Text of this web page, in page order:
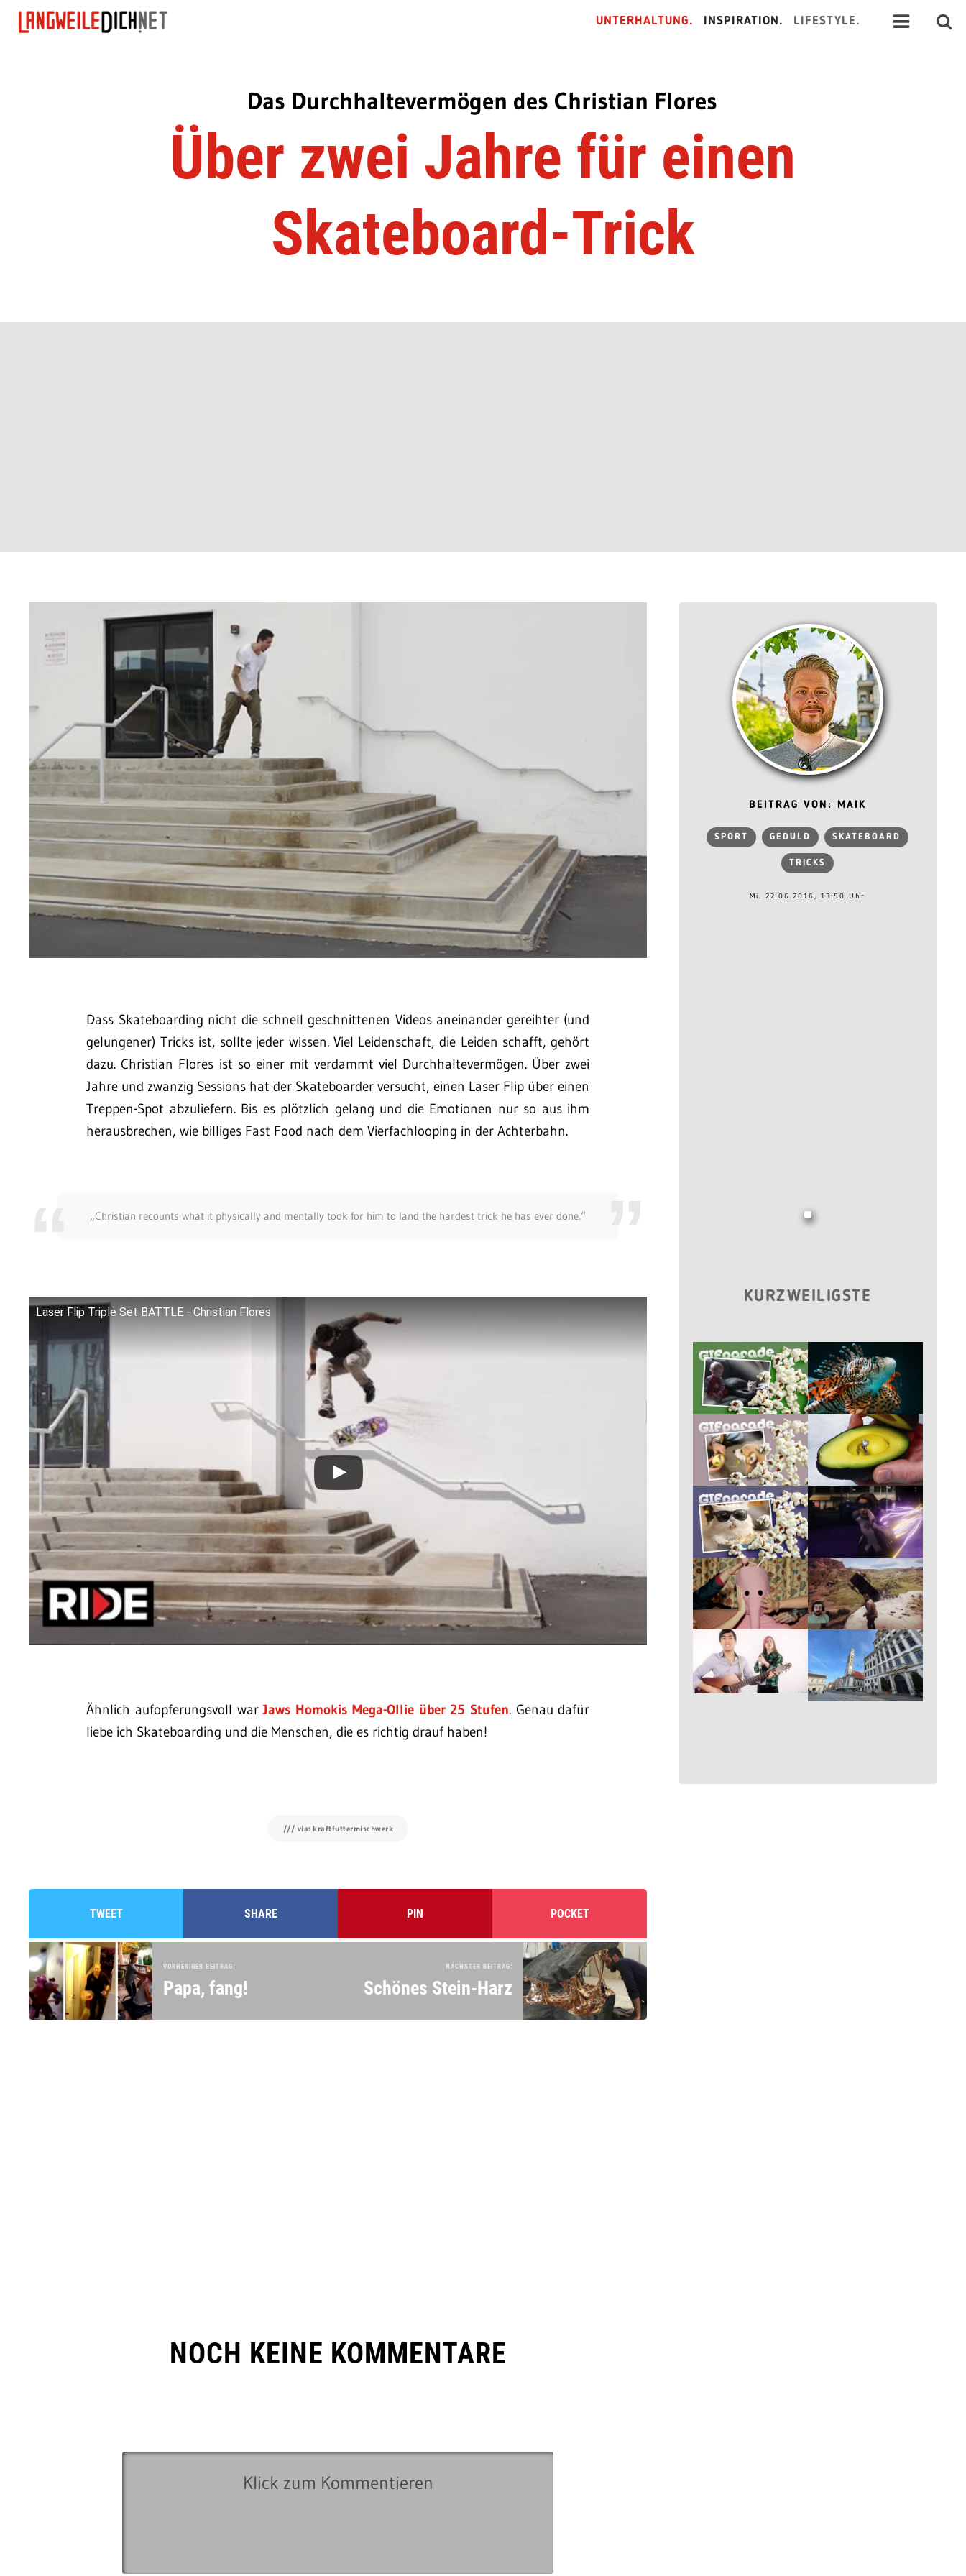
UNTERHALTUNG. INSPIRATION. LIFESTYLE.
Das Durchhaltevermögen des Christian Flores
Über zwei Jahre für einen
Skateboard-Trick
Dass Skateboarding nicht die schnell geschnittenen Videos aneinander gereihter (und
gelungener) Tricks ist, sollte jeder wissen. Viel Leidenschaft, die Leiden schafft, gehört
dazu. Christian Flores ist so einer mit verdammt viel Durchhaltevermögen. Über zwei
Jahre und zwanzig Sessions hat der Skateboarder versucht, einen Laser Flip über einen
Treppen-Spot abzuliefern. Bis es plötzlich gelang und die Emotionen nur so aus ihm
herausbrechen, wie billiges Fast Food nach dem Vierfachlooping in der Achterbahn.
„Christian recounts what it physically and mentally took for him to land the hardest trick he has ever done.“
Laser Flip Triple Set BATTLE - Christian Flores
Ähnlich aufopferungsvoll warJaws Homokis Mega-Ollie über 25 Stufen. Genau dafür
liebe ich Skateboarding und die Menschen, die es richtig drauf haben!
/// via: kraftfuttermischwerk
TWEET SHARE PIN POCKET
VORHERIGER BEITRAG:
Papa, fang!
NÄCHSTER BEITRAG:
Schönes Stein-Harz
NOCH KEINE KOMMENTARE
BEITRAG VON: MAIK
SPORT GEDULD SKATEBOARD
TRICKS
Mi. 22.06.2016, 13:50 Uhr
KURZWEILIGSTE